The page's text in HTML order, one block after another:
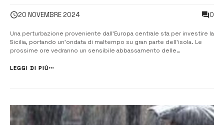
20 NOVEMBRE 2024 0
Una perturbazione proveniente dall’Europa centrale sta per investire la
Sicilia, portando un’ondata di maltempo su gran parte dell’isola. Le
prossime ore vedranno un sensibile abbassamento delle
previsto un rischio di mareggiate lungo le coste esposte, soprat...
LEGGI DI PIÙ